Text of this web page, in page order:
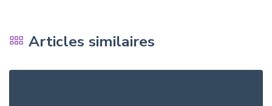
Articles similaires